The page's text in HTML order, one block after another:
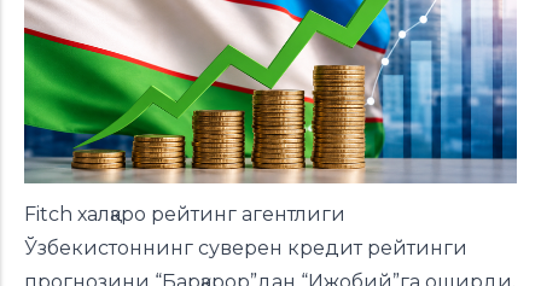
Fitch халқаро рейтинг агентлиги
Ўзбекистоннинг суверен кредит рейтинги